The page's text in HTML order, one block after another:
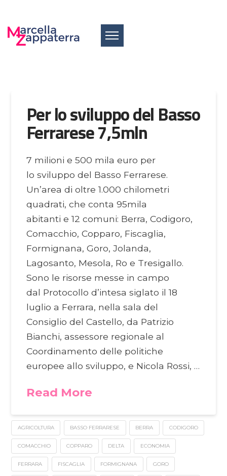
Per lo sviluppo del Basso
Ferrarese 7,5mln
7 milioni e 500 mila euro per
lo sviluppo del Basso Ferrarese.
Un’area di oltre 1.000 chilometri
quadrati, che conta 95mila
abitanti e 12 comuni: Berra, Codigoro,
Comacchio, Copparo, Fiscaglia,
Formignana, Goro, Jolanda,
Lagosanto, Mesola, Ro e Tresigallo.
Sono le risorse messe in campo
dal Protocollo d’intesa siglato il 18
luglio a Ferrara, nella sala del
Consiglio del Castello, da Patrizio
Bianchi, assessore regionale al
Coordinamento delle politiche
europee allo sviluppo, e Nicola Rossi, …
Read More
AGRICOLTURA BASSO FERRARESE BERRA CODIGORO
COMACCHIO COPPARO DELTA ECONOMIA
FERRARA FISCAGLIA FORMIGNANA GORO